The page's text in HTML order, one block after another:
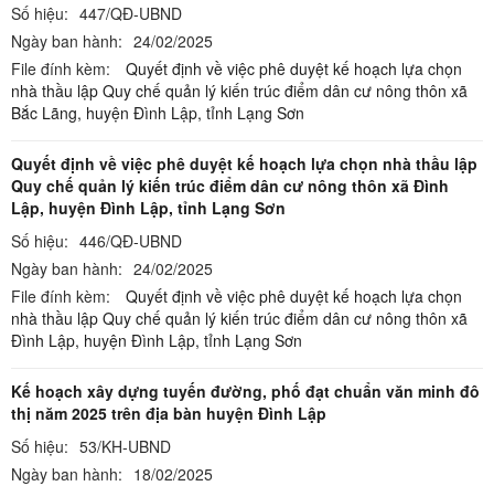
Số hiệu: 447/QĐ-UBND
Ngày ban hành: 24/02/2025
File đính kèm:
Quyết định về việc phê duyệt kế hoạch lựa chọn
nhà thầu lập Quy chế quản lý kiến trúc điểm dân cư nông thôn xã
Bắc Lãng, huyện Đình Lập, tỉnh Lạng Sơn
Quyết định về việc phê duyệt kế hoạch lựa chọn nhà thầu lập
Quy chế quản lý kiến trúc điểm dân cư nông thôn xã Đình
Lập, huyện Đình Lập, tỉnh Lạng Sơn
Số hiệu: 446/QĐ-UBND
Ngày ban hành: 24/02/2025
File đính kèm:
Quyết định về việc phê duyệt kế hoạch lựa chọn
nhà thầu lập Quy chế quản lý kiến trúc điểm dân cư nông thôn xã
Đình Lập, huyện Đình Lập, tỉnh Lạng Sơn
Kế hoạch xây dựng tuyến đường, phố đạt chuẩn văn minh đô
thị năm 2025 trên địa bàn huyện Đình Lập
Số hiệu: 53/KH-UBND
Ngày ban hành: 18/02/2025